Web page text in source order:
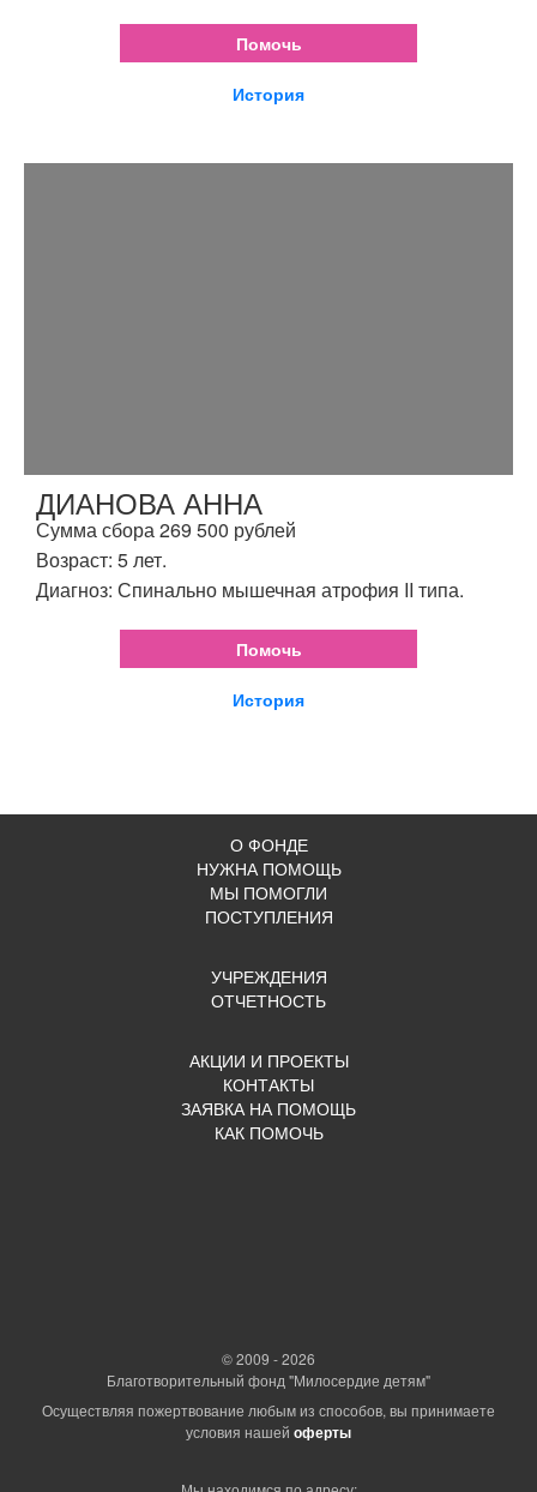
Помочь
История
ДИАНОВА АННА
Сумма сбора 269 500 рублей
Возраст: 5 лет.
Диагноз: Спинально мышечная атрофия II типа.
Помочь
История
О ФОНДЕ
НУЖНА ПОМОЩЬ
МЫ ПОМОГЛИ
ПОСТУПЛЕНИЯ
УЧРЕЖДЕНИЯ
ОТЧЕТНОСТЬ
АКЦИИ И ПРОЕКТЫ
КОНТАКТЫ
ЗАЯВКА НА ПОМОЩЬ
КАК ПОМОЧЬ
© 2009 - 2026
Благотворительный фонд "Милосердие детям"
Осуществляя пожертвование любым из способов, вы принимаете
условия нашей оферты